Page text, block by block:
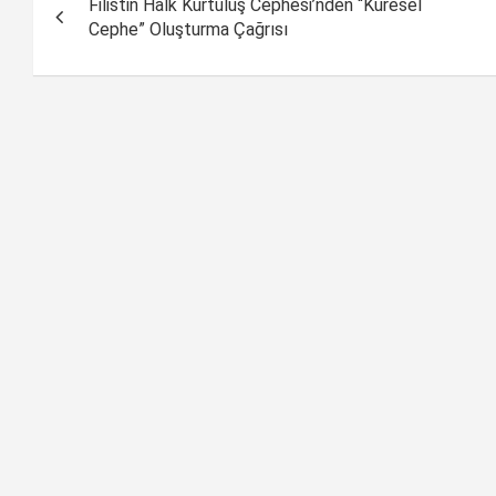
dolaşımı
Filistin Halk Kurtuluş Cephesi’nden “Küresel
Cephe” Oluşturma Çağrısı